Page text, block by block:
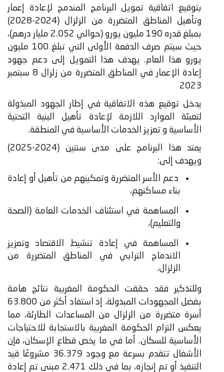
بتوقيع اتفاقية تمويل البرنامج المندمج لإعادة إعمار
وتأهيل المناطق المتضررة من الزلزال (2024-2028)
بمبلغ قدره 190 مليون يورو (حوالي 2.052 مليار درهم)،
حيث سيتم صرف الدفعة الأولى التي تبلغ 100 مليون
يورو هذا العام. يهدف هذا التمويل إلى دعم جهود
إعادة الإعمار في المناطق المتضررة من زلزال 8 سبتمبر
2023
​يدخل توقيع هذه الاتفاقية في إطار الجهود المبذولة
لتعبئة الموارد اللازمة لإعادة تأهيل البنية التحتية
الأساسية و تعزيز الخدمات الأساسية في المنطقة.
يمتد هذا البرنامج على مدى سنتين (2024-2025)
ويهدف إلى:
دعم الأسر المتضررة وتمكينهم من تأهيل أو إعادة
بناء مساكنهم،
المساهمة في استئناف الخدمات العامة (الصحة
والتعليم)،
المساهمة في إعادة تنشيط الاقتصاد وتعزيز
الاندماج الترابي في المناطق المتضررة من
الزلزال.
وللتذكير فقد حققت الحكومة المغربية نتائج هامة
بفضل المجهودات المبذولة، إذ استفاد أكثر من 63.800
أسرة متضررة من الزلزال من المساعدات الطارئة، مما
يعكس التزام الحكومة المغربية بالاستجابة للاحتياجات
الأساسية للسكان. أما في ما يخص قطاع الإسكان، فإن
الأشغال تتقدم بسرعة مع وجود 36.379 مشروعًا قيد
التنفيذ أو تم إنجازه، بما في ذلك 2.471 مبنى تم إعادة